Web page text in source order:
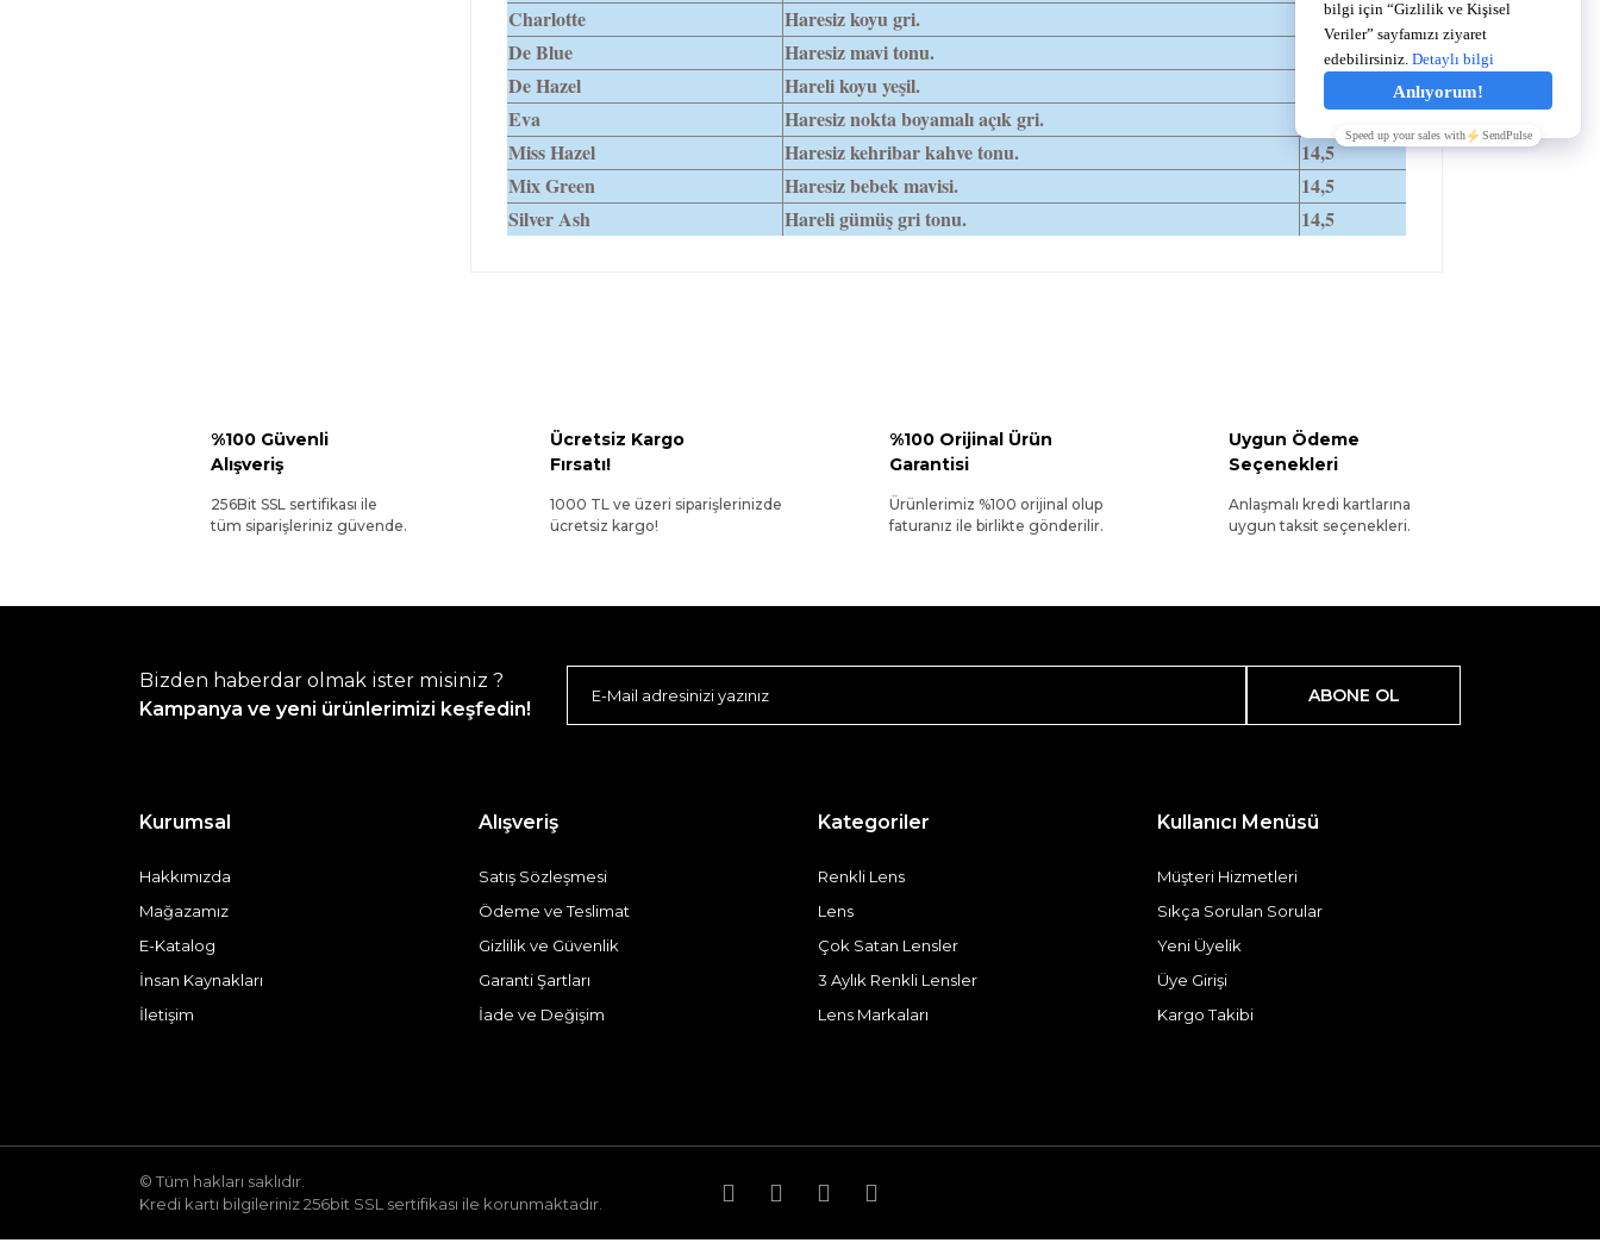
Charlotte
Haresiz koyu gri.
14,5
De Blue
Haresiz mavi tonu.
14,5
De Hazel
Hareli koyu yeşil.
Eva
Haresiz nokta boyamalı açık gri.
14,5
Miss Hazel
Haresiz kehribar kahve tonu.
14,5
Mix Green
Haresiz bebek mavisi.
14,5
Silver Ash
Hareli gümüş gri tonu. 14,5
%100 Güvenli
Alışveriş
256Bit SSL sertifikası ile
tüm siparişleriniz güvende.
Ücretsiz Kargo
Fırsatı!
1000 TL ve üzeri siparişlerinizde
ücretsiz kargo!
%100 Orijinal Ürün
Garantisi
Ürünlerimiz %100 orijinal olup
faturanız ile birlikte gönderilir.
Uygun Ödeme
Seçenekleri
Anlaşmalı kredi kartlarına
uygun taksit seçenekleri.
Bizden haberdar olmak ister misiniz ?
Kampanya ve yeni ürünlerimizi keşfedin!
ABONE OL
Kurumsal
Hakkımızda
Mağazamız
E-Katalog
İnsan Kaynakları
İletişim
Alışveriş
Satış Sözleşmesi
Ödeme ve Teslimat
Gizlilik ve Güvenlik
Garanti Şartları
İade ve Değişim
Kategoriler
Renkli Lens
Lens
Çok Satan Lensler
3 Aylık Renkli Lensler
Lens Markaları
Kullanıcı Menüsü
Müşteri Hizmetleri
Sıkça Sorulan Sorular
Yeni Üyelik
Üye Girişi
Kargo Takibi
© Tüm hakları saklıdır.
Kredi kartı bilgileriniz 256bit SSL sertifikası ile korunmaktadır.